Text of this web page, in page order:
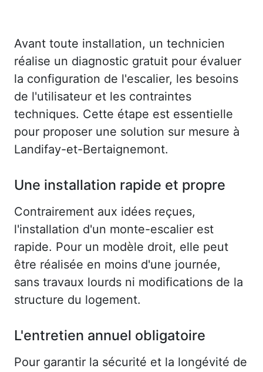
Avant toute installation, un technicien
réalise un diagnostic gratuit pour évaluer
la configuration de l'escalier, les besoins
de l'utilisateur et les contraintes
techniques. Cette étape est essentielle
pour proposer une solution sur mesure à
Landifay-et-Bertaignemont.
Une installation rapide et propre
Contrairement aux idées reçues,
l'installation d'un monte-escalier est
rapide. Pour un modèle droit, elle peut
être réalisée en moins d'une journée,
sans travaux lourds ni modifications de la
structure du logement.
L'entretien annuel obligatoire
Pour garantir la sécurité et la longévité de